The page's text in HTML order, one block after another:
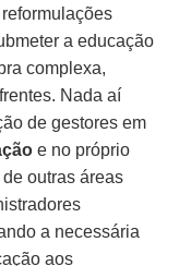
a educação
complexa,
Nada aí
de gestores em
e no próprio
outras áreas
a necessária
aos